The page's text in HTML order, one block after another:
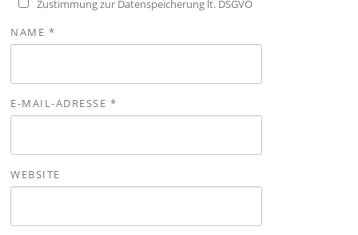
Zustimmung zur Datenspeicherung lt. DSGVO
NAME *
E-MAIL-ADRESSE *
WEBSITE